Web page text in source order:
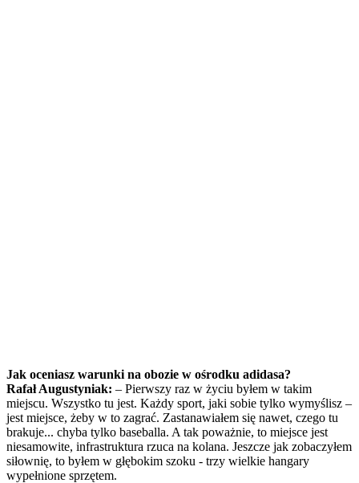
Jak oceniasz warunki na obozie w ośrodku adidasa?
Rafał Augustyniak: – Pierwszy raz w życiu byłem w takim
miejscu. Wszystko tu jest. Każdy sport, jaki sobie tylko wymyślisz –
jest miejsce, żeby w to zagrać. Zastanawiałem się nawet, czego tu
brakuje... chyba tylko baseballa. A tak poważnie, to miejsce jest
niesamowite, infrastruktura rzuca na kolana. Jeszcze jak zobaczyłem
siłownię, to byłem w głębokim szoku - trzy wielkie hangary
wypełnione sprzętem.